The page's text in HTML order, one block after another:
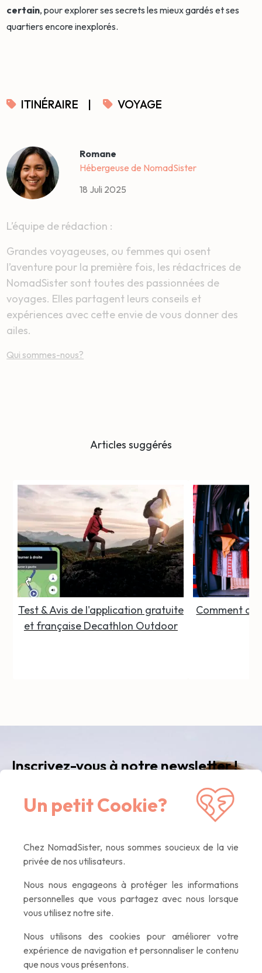
Un petit Cookie?
Chez NomadSister, nous sommes soucieux de la vie
privée de nos utilisateurs.
Nous nous engageons à protéger les informations
personnelles que vous partagez avec nous lorsque
vous utilisez notre site.
Nous utilisons des cookies pour améliorer votre
expérience de navigation et personnaliser le contenu
que nous vous présentons.
certain, pour explorer ses secrets les mieux gardés et ses
quartiers encore inexplorés.
ITINÉRAIRE | VOYAGE
Romane
Hébergeuse de NomadSister
18 Juli 2025
L’équipe de rédaction :
Grandes voyageuses, ou femmes qui osent
l’aventure pour la première fois, les rédactrices de
NomadSister sont toutes des passionnées de
voyages. Elles partagent leurs conseils et
expériences avec cette envie de vous donner des
ailes.
Qui sommes-nous?
Articles suggérés
Test & Avis de l'application gratuite
et française Decathlon Outdoor
Comment
Inscrivez-vous à notre newsletter !
Recevez notre newslettermensuelle
avec nos
dernières nouvelles, des articles inspirants, des
promis :)
If you
are a
human,
ignore
this
field